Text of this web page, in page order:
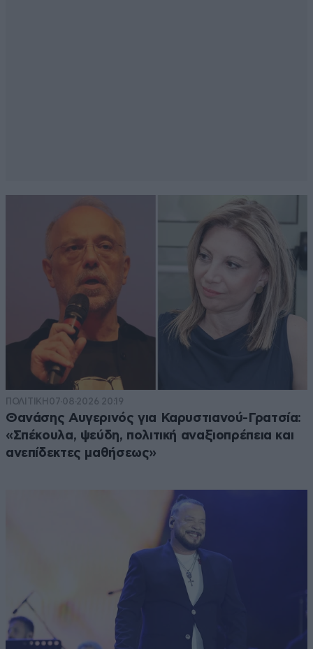
ΠΟΛΙΤΙΚΗ 07·08·2026 20:19
Θανάσης Αυγερινός για Καρυστιανού-Γρατσία:
«Σπέκουλα, ψεύδη, πολιτική αναξιοπρέπεια και
ανεπίδεκτες μαθήσεως»